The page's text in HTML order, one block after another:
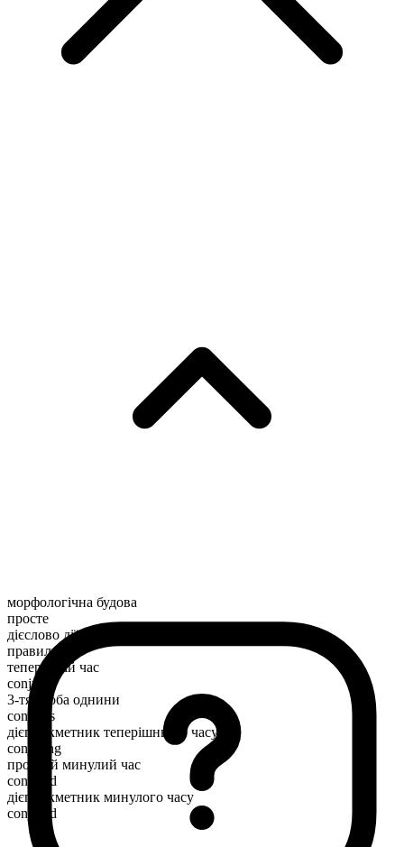
морфологічна будова
просте
дієслово дії
правильний
теперішній час
conjure
3-тя особа однини
conjures
дієприкметник теперішнього часу
conjuring
простий минулий час
conjured
дієприкметник минулого часу
conjured